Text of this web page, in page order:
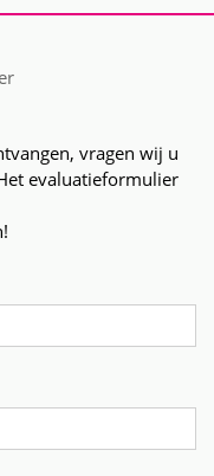
vragen wij u
evaluatieformulier